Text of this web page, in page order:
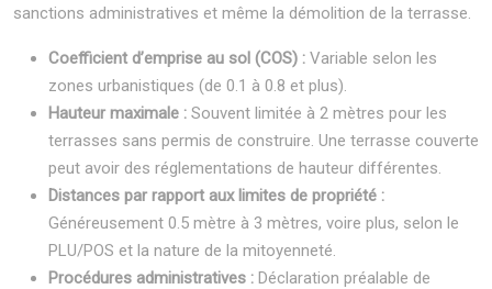
sanctions administratives et même la démolition de la terrasse.
Coefficient d’emprise au sol (COS) : Variable selon les
zones urbanistiques (de 0.1 à 0.8 et plus).
Hauteur maximale : Souvent limitée à 2 mètres pour les
terrasses sans permis de construire. Une terrasse couverte
peut avoir des réglementations de hauteur différentes.
Distances par rapport aux limites de propriété :
Généreusement 0.5 mètre à 3 mètres, voire plus, selon le
PLU/POS et la nature de la mitoyenneté.
Procédures administratives : Déclaration préalable de